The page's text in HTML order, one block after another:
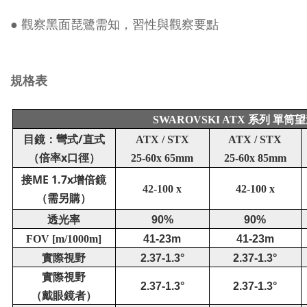
● 觀察黑面琵鷺需知，習性與觀察要點
規格表
SWAROVSKI ATX 系列 單筒
目鏡：彎式/直式
（倍率x口徑）
ATX / STX
25-60x 65mm
ATX / STX
25-60x 85mm
接ME 1.7x增倍鏡
（需另購）
42-100 x 42-100 x
透光率 90%
90%
FOV [m/1000m]
41-23m
41-23m
實際視野
2.37-1.3°
2.37-1.3°
實際視野
2.37-1.3°
2.37-1.3°
（戴眼鏡者）